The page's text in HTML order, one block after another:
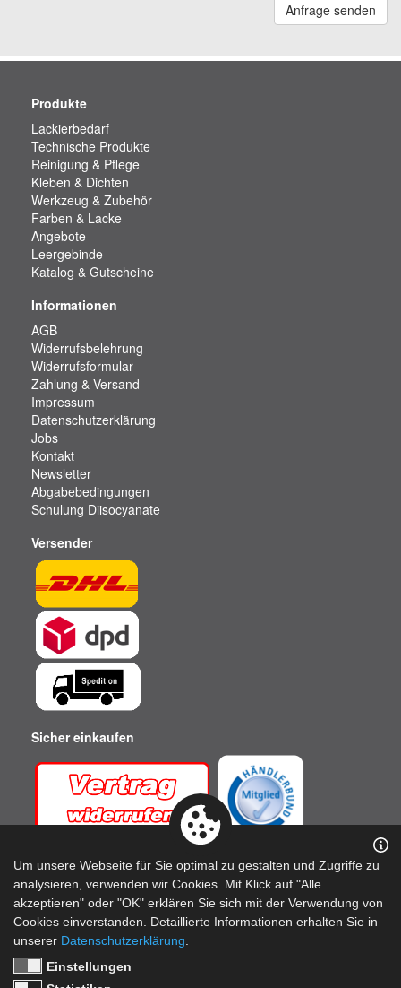
Anfrage senden
Produkte
Lackierbedarf
Technische Produkte
Reinigung & Pflege
Kleben & Dichten
Werkzeug & Zubehör
Farben & Lacke
Angebote
Leergebinde
Katalog & Gutscheine
Informationen
AGB
Widerrufsbelehrung
Widerrufsformular
Zahlung & Versand
Impressum
Datenschutzerklärung
Jobs
Kontakt
Newsletter
Abgabebedingungen
Schulung Diisocyanate
Versender
Sicher einkaufen
Top Qualität zu fairen Preisen! - Produkte Made in Germany
Um unsere Webseite für Sie optimal zu gestalten und Zugriffe zu
analysieren, verwenden wir Cookies. Mit Klick auf "Alle
akzeptieren" oder "OK" erklären Sie sich mit der Verwendung von
Cookies einverstanden. Detaillierte Informationen erhalten Sie in
unserer Datenschutzerklärung
Einstellungen